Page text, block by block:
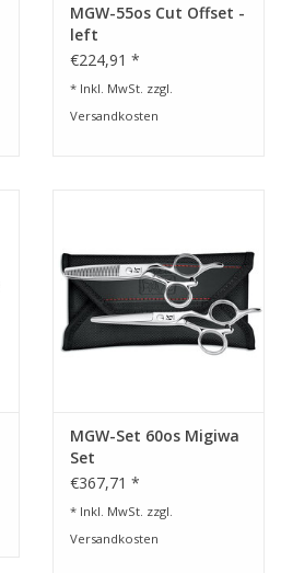
MGW-55os Cut Offset -
left
€224,91 *
* Inkl. MwSt. zzgl.
Versandkosten
MGW-Set 60os Migiwa
Set
€367,71 *
* Inkl. MwSt. zzgl.
Versandkosten